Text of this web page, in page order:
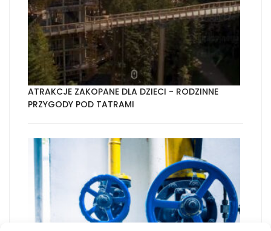
ATRAKCJE ZAKOPANE DLA DZIECI - RODZINNE
PRZYGODY POD TATRAMI